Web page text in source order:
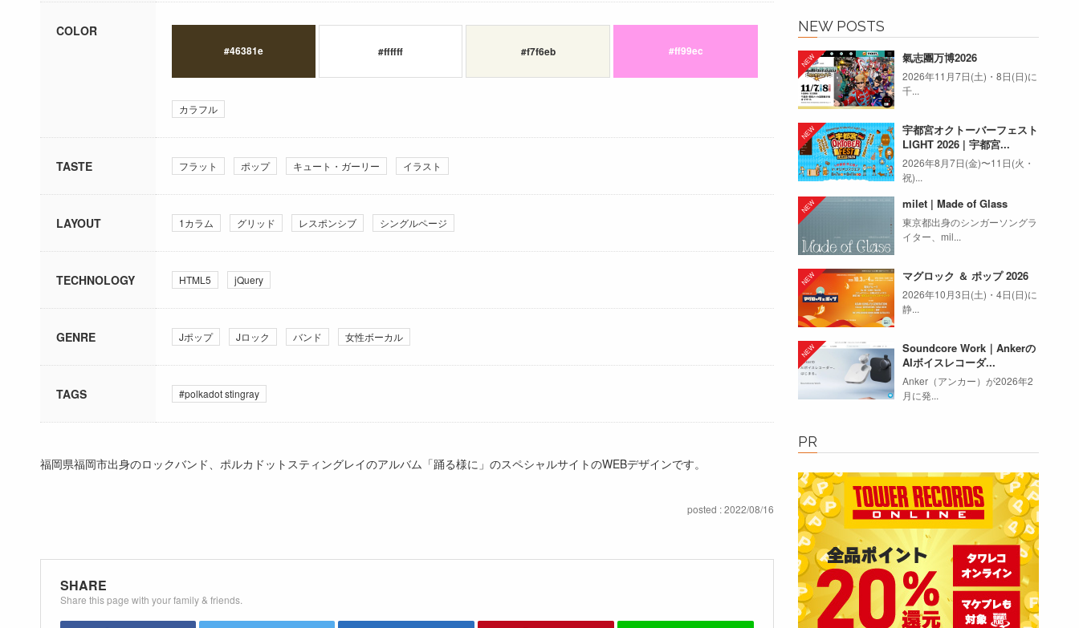
COLOR
#46381e #ffffff #f7f6eb #ff99ec
カラフル
TASTE フラット ポップ キュート・ガーリー イラスト
LAYOUT 1カラム グリッド レスポンシブ シングルページ
TECHNOLOGY HTML5 jQuery
GENRE Jポップ Jロック バンド 女性ボーカル
TAGS #polkadot stingray
福岡県福岡市出身のロックバンド、ポルカドットスティングレイのアルバム「踊る様に」のスペシャルサイトのWEBデザインです。
posted : 2022/08/16
SHARE
Share this page with your family & friends.
NEW POSTS
氣志團万博2026
2026年11月7日(土)・8日(日)に
千...
宇都宮オクトーバーフェスト
LIGHT 2026 | 宇都宮...
2026年8月7日(金)〜11日(火・
祝)...
milet | Made of Glass
東京都出身のシンガーソングラ
イター、mil...
マグロック ＆ ポップ 2026
2026年10月3日(土)・4日(日)に
静...
Soundcore Work｜Ankerの
AIボイスレコーダ...
Anker（アンカー）が2026年2
月に発...
PR